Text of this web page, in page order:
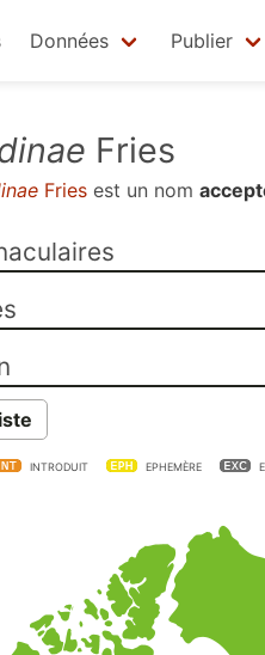
Données Publier
Fries
Fries est un nom
INTRODUIT EPHEMÈRE